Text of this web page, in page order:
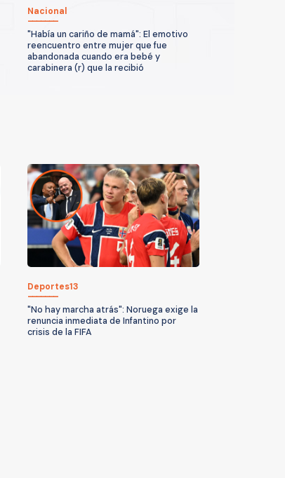
Nacional
"Había un cariño de mamá": El emotivo
reencuentro entre mujer que fue
abandonada cuando era bebé y
carabinera (r) que la recibió
Deportes13
"No hay marcha atrás": Noruega exige la
renuncia inmediata de Infantino por
crisis de la FIFA